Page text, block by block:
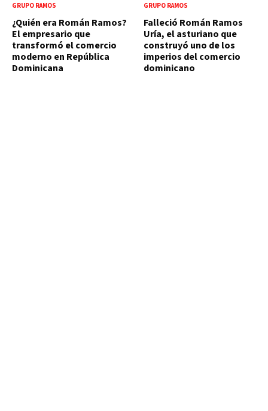
GRUPO RAMOS
¿Quién era Román Ramos?
El empresario que
transformó el comercio
moderno en República
Dominicana
GRUPO RAMOS
Falleció Román Ramos
Uría, el asturiano que
construyó uno de los
imperios del comercio
dominicano